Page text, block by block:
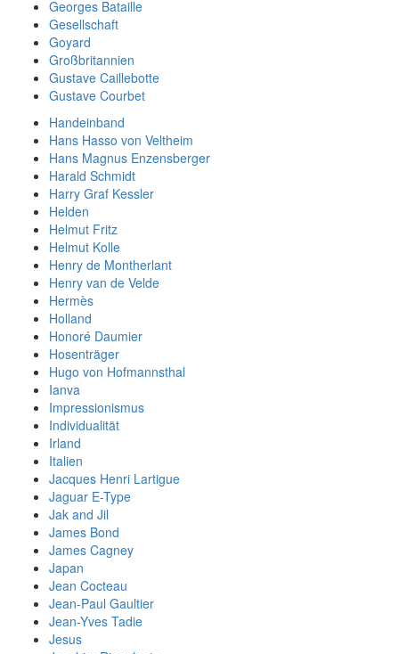
Georges Bataille
Gesellschaft
Goyard
Großbritannien
Gustave Caillebotte
Gustave Courbet
Handeinband
Hans Hasso von Veltheim
Hans Magnus Enzensberger
Harald Schmidt
Harry Graf Kessler
Helden
Helmut Fritz
Helmut Kolle
Henry de Montherlant
Henry van de Velde
Hermès
Holland
Honoré Daumier
Hosenträger
Hugo von Hofmannsthal
Ianva
Impressionismus
Individualität
Irland
Italien
Jacques Henri Lartigue
Jaguar E-Type
Jak and Jil
James Bond
James Cagney
Japan
Jean Cocteau
Jean-Paul Gaultier
Jean-Yves Tadie
Jesus